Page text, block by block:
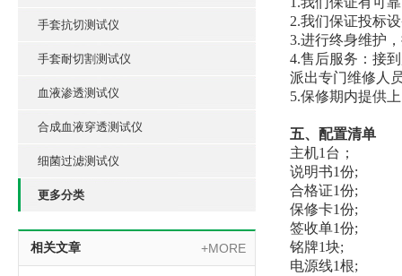
手套抗切测试仪
手套耐切割测试仪
血液渗透测试仪
合成血液穿透测试仪
细菌过滤测试仪
更多分类
相关文章 +MORE
2.我们保证投标
3.进行终身维护
4.售后服务：接
派出专门维修人
5.保修期内提供
五、配置清单
主机1台；
说明书1份;
合格证1份;
保修卡1份;
签收单1份;
铭牌1块;
电源线1根;